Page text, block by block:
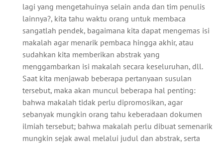
lagi yang mengetahuinya selain anda dan tim penulis
lainnya?, kita tahu waktu orang untuk membaca
sangatlah pendek, bagaimana kita dapat mengemas isi
makalah agar menarik pembaca hingga akhir, atau
sudahkan kita memberikan abstrak yang
menggambarkan isi makalah secara keseluruhan, dll.
Saat kita menjawab beberapa pertanyaan susulan
tersebut, maka akan muncul beberapa hal penting:
bahwa makalah tidak perlu dipromosikan, agar
sebanyak mungkin orang tahu keberadaan dokumen
ilmiah tersebut; bahwa makalah perlu dibuat semenarik
mungkin sejak awal melalui judul dan abstrak, serta